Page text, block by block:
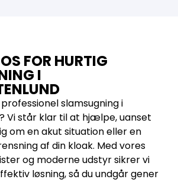
FOR HURTIG
I
slamsugning i
Vi står klar til at hjælpe, uanset
om en akut situation eller en
af din kloak. Med vores
og moderne udstyr sikrer vi
løsning, så du undgår gener